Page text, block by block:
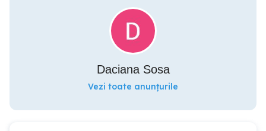
Daciana Sosa
Vezi toate anunțurile